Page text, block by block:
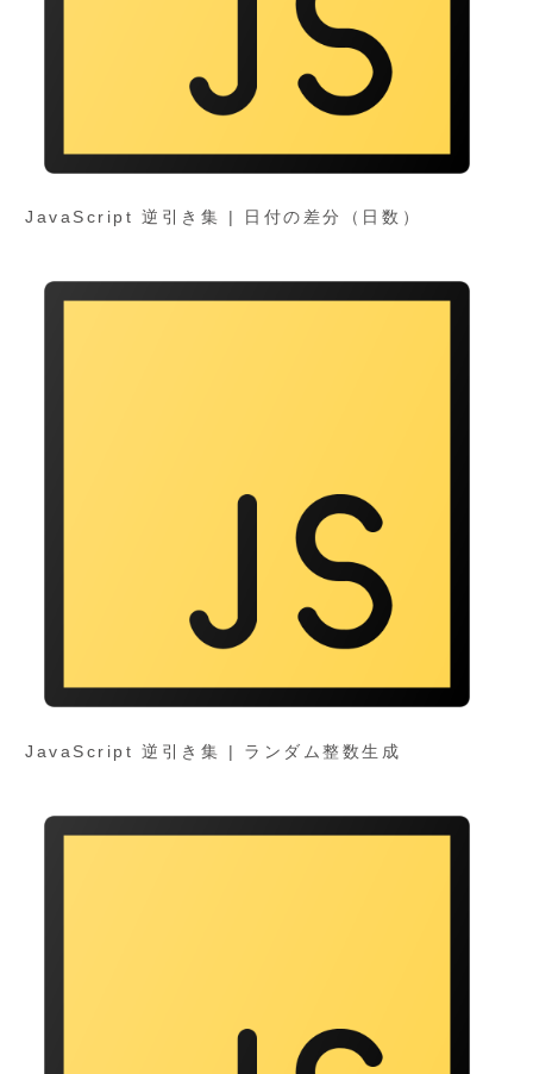
JavaScript 逆引き集 | 日付の差分（日数）
JavaScript 逆引き集 | ランダム整数生成